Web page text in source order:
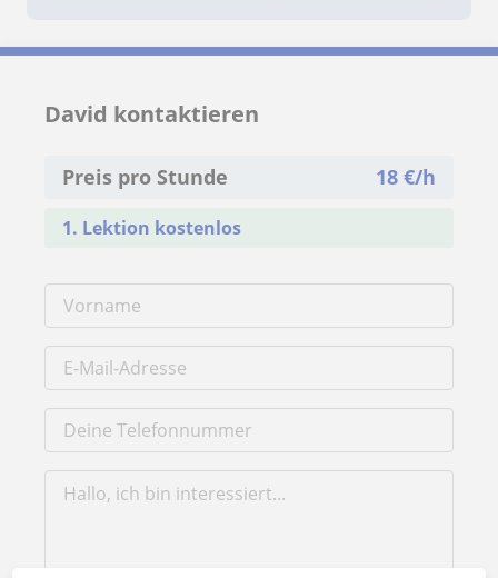
David kontaktieren
Preis pro Stunde 18€/h
1. Lektion kostenlos